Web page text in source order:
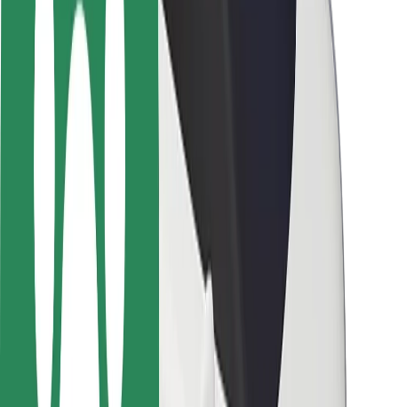
Ασφάλεια
Ασφάλεια επιβάτη
Ασφάλεια οδηγών
Ασφάλεια σκούτερ
Εργαστήριο ασφάλειας
Πόλεις
Λύσεις για την πόλη
Αεροδρόμια
Bolt Αποβάθρες Φόρτισης
Υποστήριξη
Για επιβάτες